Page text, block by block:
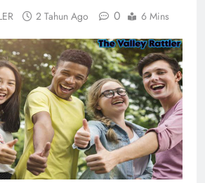
2 Tahun Ago 0 6 Mins